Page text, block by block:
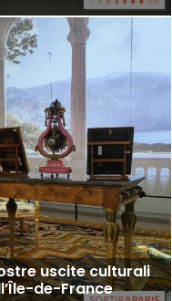
uscite culturali
de-France